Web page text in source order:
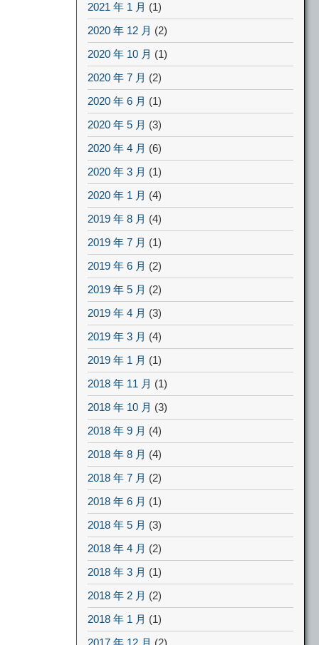
2021 年 1 月 (1)
2020 年 12 月 (2)
2020 年 10 月 (1)
2020 年 7 月 (2)
2020 年 6 月 (1)
2020 年 5 月 (3)
2020 年 4 月 (6)
2020 年 3 月 (1)
2020 年 1 月 (4)
2019 年 8 月 (4)
2019 年 7 月 (1)
2019 年 6 月 (2)
2019 年 5 月 (2)
2019 年 4 月 (3)
2019 年 3 月 (4)
2019 年 1 月 (1)
2018 年 11 月 (1)
2018 年 10 月 (3)
2018 年 9 月 (4)
2018 年 8 月 (4)
2018 年 7 月 (2)
2018 年 6 月 (1)
2018 年 5 月 (3)
2018 年 4 月 (2)
2018 年 3 月 (1)
2018 年 2 月 (2)
2018 年 1 月 (1)
2017 年 12 月 (2)